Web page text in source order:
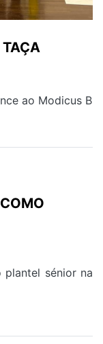
ao Modicus B
sénior na